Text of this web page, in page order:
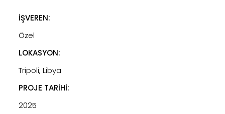
İŞVEREN:
Özel
LOKASYON:
Tripoli, Libya
PROJE TARİHİ:
2025